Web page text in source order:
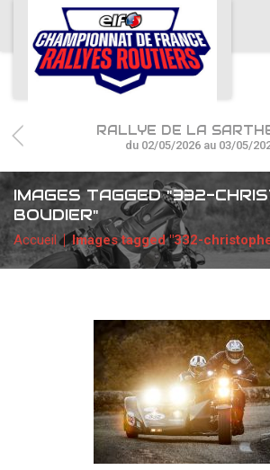
ACCUEIL
ACTUS
CALENDRIER
CHAMPIONNAT
RÉSULTATS
PHOTOS / WEB TV
PARTENAIRES
RALLYE DE LA
du 02/05/2026 au 03/05/
IMAGES TAGGED "332-
BOUDIER"
Accueil Images tagged "332-